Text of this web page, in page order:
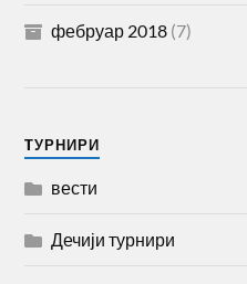
фебруар 2018 (7)
TУРНИРИ
вести
Дечији турнири